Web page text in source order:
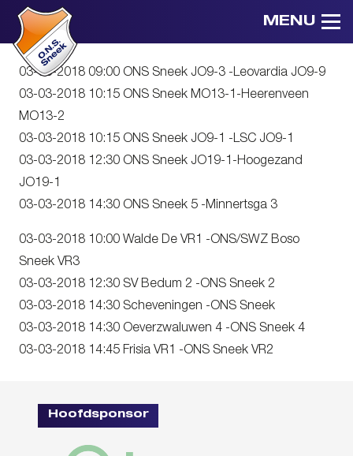
MENU
03-03-2018 09:00 ONS Sneek JO9-3 -Leovardia JO9-9
03-03-2018 10:15 ONS Sneek MO13-1-Heerenveen
MO13-2
03-03-2018 10:15 ONS Sneek JO9-1 -LSC JO9-1
03-03-2018 12:30 ONS Sneek JO19-1-Hoogezand
JO19-1
03-03-2018 14:30 ONS Sneek 5 -Minnertsga 3
03-03-2018 10:00 Walde De VR1 -ONS/SWZ Boso
Sneek VR3
03-03-2018 12:30 SV Bedum 2 -ONS Sneek 2
03-03-2018 14:30 Scheveningen -ONS Sneek
03-03-2018 14:30 Oeverzwaluwen 4 -ONS Sneek 4
03-03-2018 14:45 Frisia VR1 -ONS Sneek VR2
Hoofdsponsor